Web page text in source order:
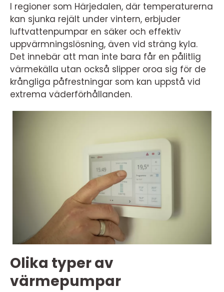
I regioner som Härjedalen, där temperaturerna
kan sjunka rejält under vintern, erbjuder
luftvattenpumpar en säker och effektiv
uppvärmningslösning, även vid sträng kyla.
Det innebär att man inte bara får en pålitlig
värmekälla utan också slipper oroa sig för de
krångliga påfrestningar som kan uppstå vid
extrema väderförhållanden.
Olika typer av
värmepumpar